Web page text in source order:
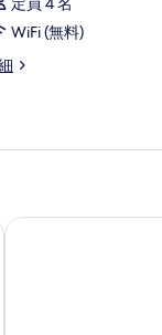
WiFi (無料)
アウレア ファティ